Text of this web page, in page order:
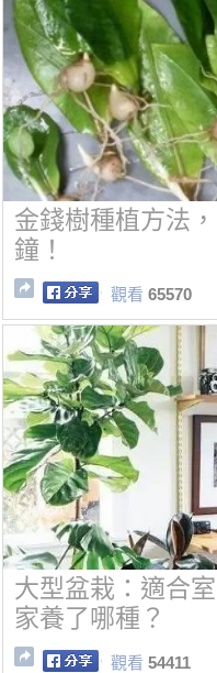
金錢樹種植方法
鐘！
觀看 65570
大型盆栽：適合
家養了哪種？
觀看 54411